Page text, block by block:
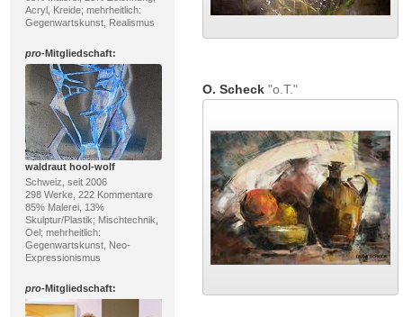
Acryl, Kreide; mehrheitlich:
Gegenwartskunst, Realismus
pro-Mitgliedschaft:
waldraut hool-wolf
Schweiz, seit 2006
298 Werke, 222 Kommentare
85% Malerei, 13%
Skulptur/Plastik; Mischtechnik,
Oel; mehrheitlich:
Gegenwartskunst, Neo-
Expressionismus
pro-Mitgliedschaft:
O. Scheck"o.T."